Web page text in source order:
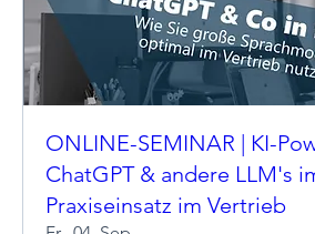
ONLINE-SEMINAR | KI-
ChatGPT & andere LLM's
Praxiseinsatz im Vertrieb